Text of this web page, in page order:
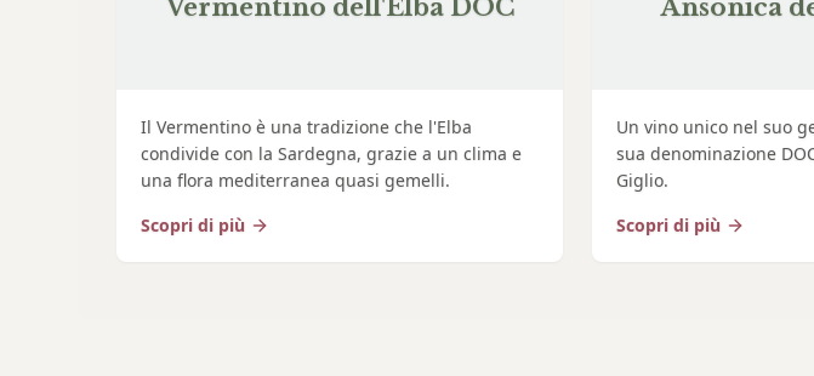
Vermentino dell'Elba DOC
Il Vermentino è una tradizione che l'Elba
condivide con la Sardegna, grazie a un clima e
una flora mediterranea quasi gemelli.
Scopri di più
Ansonica
Un vino unico nel suo
sua denominazione
Giglio.
Scopri di più